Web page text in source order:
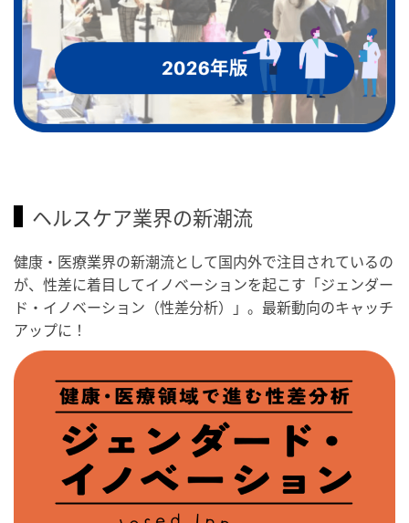
ヘルスケア業界の新潮流
健康・医療業界の新潮流として国内外で注目されているの
が、性差に着目してイノベーションを起こす「ジェンダー
ド・イノベーション（性差分析）」。最新動向のキャッチ
アップに！